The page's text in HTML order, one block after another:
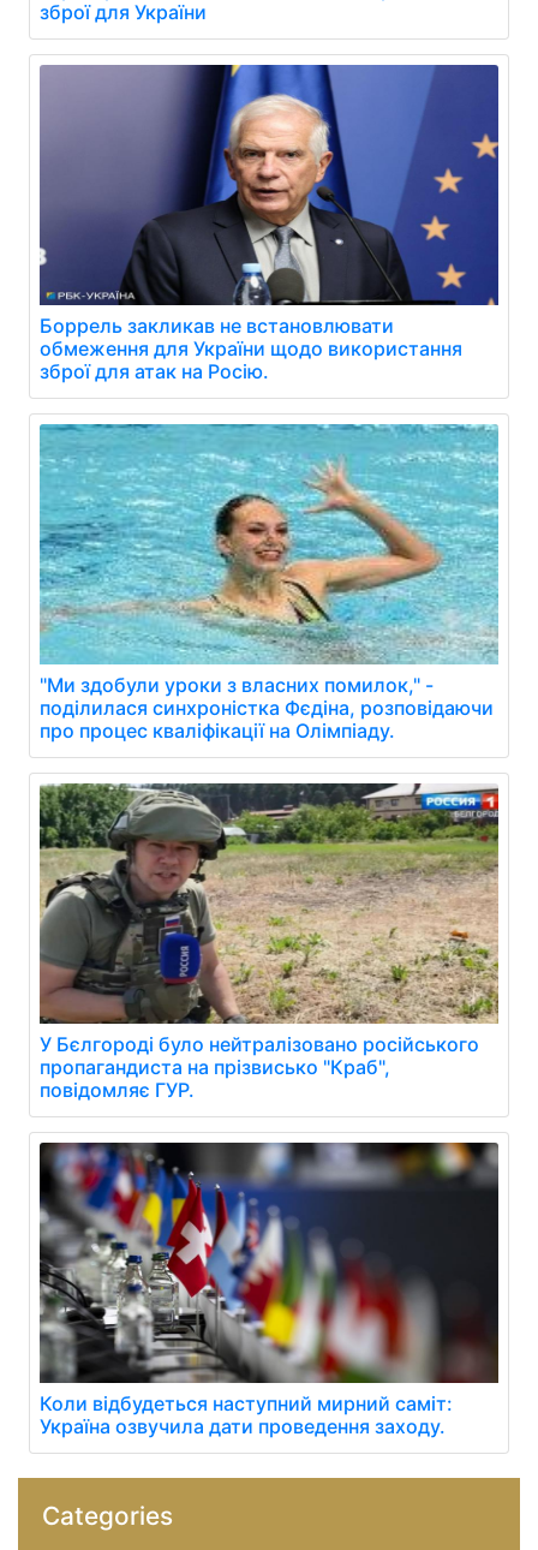
зброї для України
Боррель закликав не встановлювати
обмеження для України щодо використання
зброї для атак на Росію.
"Ми здобули уроки з власних помилок," -
поділилася синхроністка Фєдіна, розповідаючи
про процес кваліфікації на Олімпіаду.
У Бєлгороді було нейтралізовано російського
пропагандиста на прізвисько "Краб",
повідомляє ГУР.
Коли відбудеться наступний мирний саміт:
Україна озвучила дати проведення заходу.
Categories